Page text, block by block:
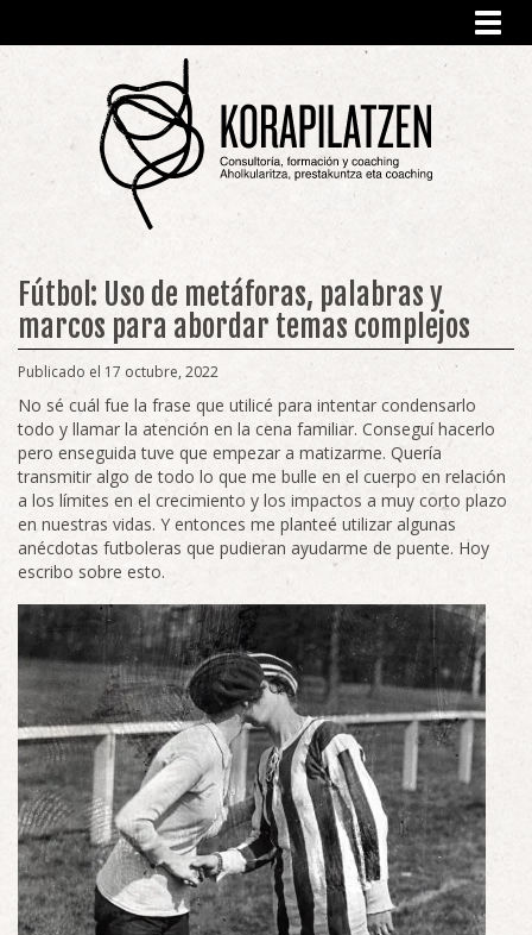
Fútbol: Uso de metáforas, palabras y
marcos para abordar temas complejos
Publicado el 17 octubre, 2022
No sé cuál fue la frase que utilicé para intentar condensarlo
todo y llamar la atención en la cena familiar. Conseguí hacerlo
pero enseguida tuve que empezar a matizarme. Quería
transmitir algo de todo lo que me bulle en el cuerpo en relación
a los límites en el crecimiento y los impactos a muy corto plazo
en nuestras vidas. Y entonces me planteé utilizar algunas
anécdotas futboleras que pudieran ayudarme de puente. Hoy
escribo sobre esto.